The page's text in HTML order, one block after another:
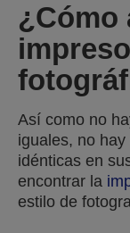
¿Cómo
Así como no
iguales, no
idénticas en
encontrar la
estilo de